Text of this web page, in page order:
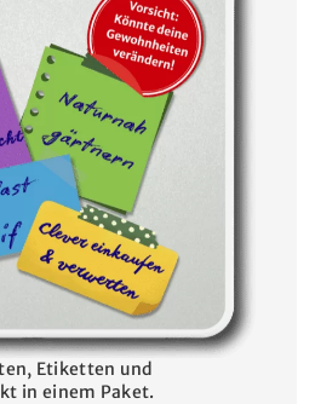
Etiketten und
in einem Paket.